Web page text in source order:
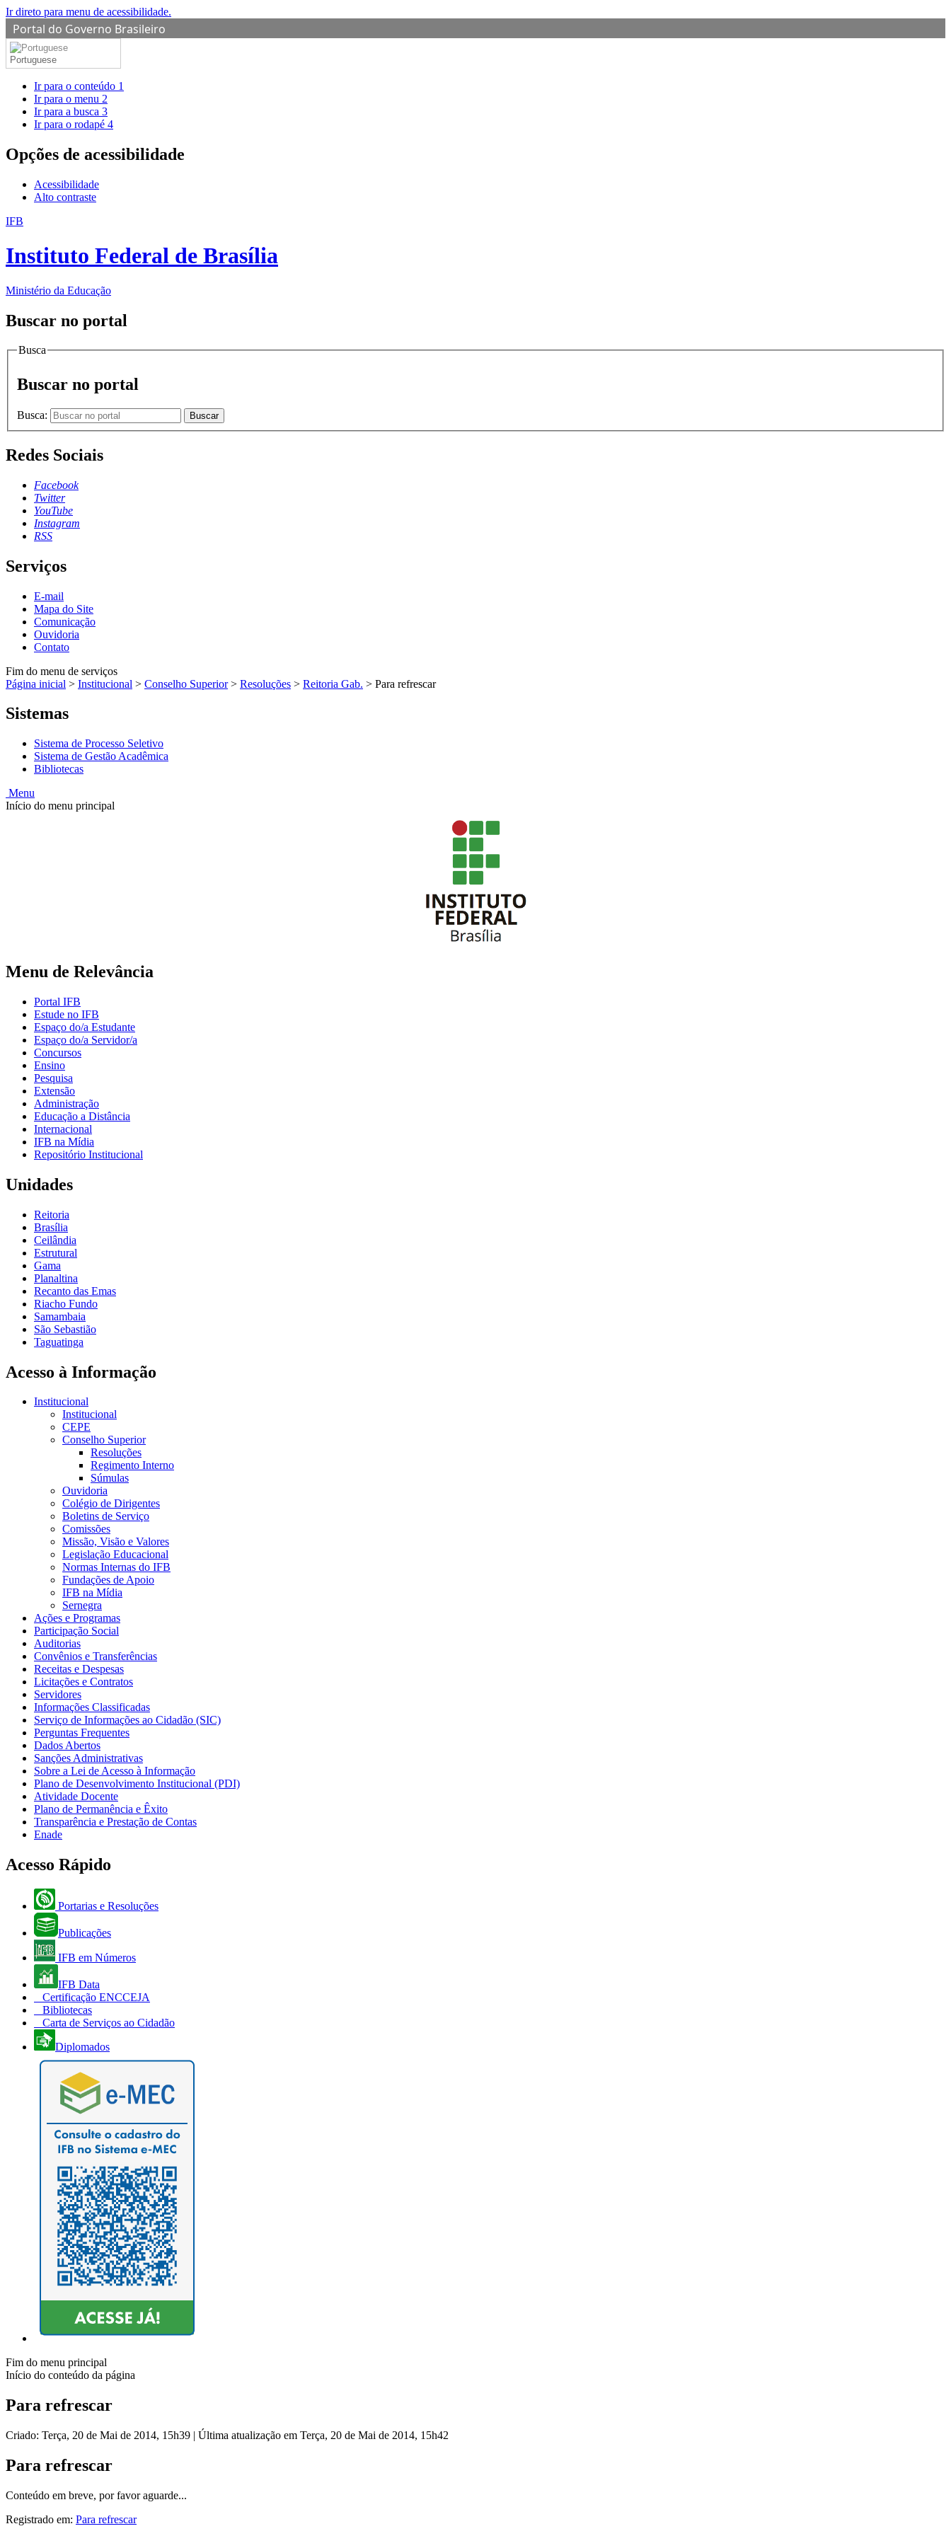
Ir direto para menu de acessibilidade.
Portal do Governo Brasileiro
Portuguese
Ir para o conteúdo 1
Ir para o menu 2
Ir para a busca 3
Ir para o rodapé 4
Opções de acessibilidade
Acessibilidade
Alto contraste
IFB
Instituto Federal de Brasília
Ministério da Educação
Buscar no portal
Busca
Buscar no portal
Busca: Buscar
Redes Sociais
Facebook
Twitter
YouTube
Instagram
RSS
Serviços
E-mail
Mapa do Site
Comunicação
Ouvidoria
Contato
Fim do menu de serviços
Página inicial > Institucional > Conselho Superior > Resoluções > Reitoria Gab. > Para refrescar
Sistemas
Sistema de Processo Seletivo
Sistema de Gestão Acadêmica
Bibliotecas
Menu
Início do menu principal
Menu de Relevância
Portal IFB
Estude no IFB
Espaço do/a Estudante
Espaço do/a Servidor/a
Concursos
Ensino
Pesquisa
Extensão
Administração
Educação a Distância
Internacional
IFB na Mídia
Repositório Institucional
Unidades
Reitoria
Brasília
Ceilândia
Estrutural
Gama
Planaltina
Recanto das Emas
Riacho Fundo
Samambaia
São Sebastião
Taguatinga
Acesso à Informação
Institucional
Institucional
CEPE
Conselho Superior
Resoluções
Regimento Interno
Súmulas
Ouvidoria
Colégio de Dirigentes
Boletins de Serviço
Comissões
Missão, Visão e Valores
Legislação Educacional
Normas Internas do IFB
Fundações de Apoio
IFB na Mídia
Sernegra
Ações e Programas
Participação Social
Auditorias
Convênios e Transferências
Receitas e Despesas
Licitações e Contratos
Servidores
Informações Classificadas
Serviço de Informações ao Cidadão (SIC)
Perguntas Frequentes
Dados Abertos
Sanções Administrativas
Sobre a Lei de Acesso à Informação
Plano de Desenvolvimento Institucional (PDI)
Atividade Docente
Plano de Permanência e Êxito
Transparência e Prestação de Contas
Enade
Acesso Rápido
Portarias e Resoluções
Publicações
IFB em Números
IFB Data
Certificação ENCCEJA
Bibliotecas
Carta de Serviços ao Cidadão
Diplomados
Fim do menu principal
Início do conteúdo da página
Para refrescar
Criado: Terça, 20 de Mai de 2014, 15h39 | Última atualização em Terça, 20 de Mai de 2014, 15h42
Para refrescar
Conteúdo em breve, por favor aguarde...
Registrado em: Para refrescar